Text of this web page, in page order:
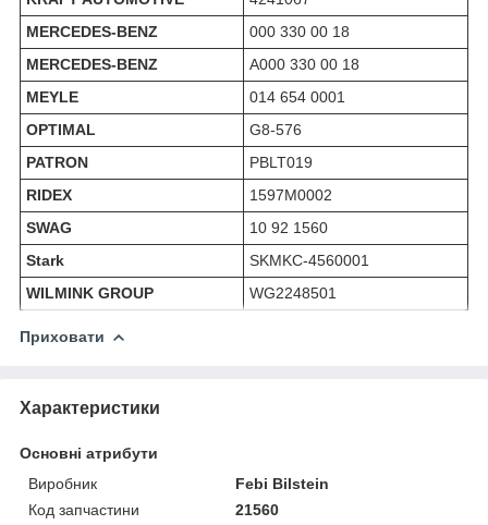
MERCEDES-BENZ
000 330 00 18
MERCEDES-BENZ
A000 330 00 18
MEYLE
014 654 0001
OPTIMAL
G8-576
PATRON
PBLT019
RIDEX
1597M0002
SWAG
10 92 1560
Stark
SKMKC-4560001
WILMINK GROUP
WG2248501
Приховати
Характеристики
Основні атрибути
Виробник
Febi Bilstein
Код запчастини
21560